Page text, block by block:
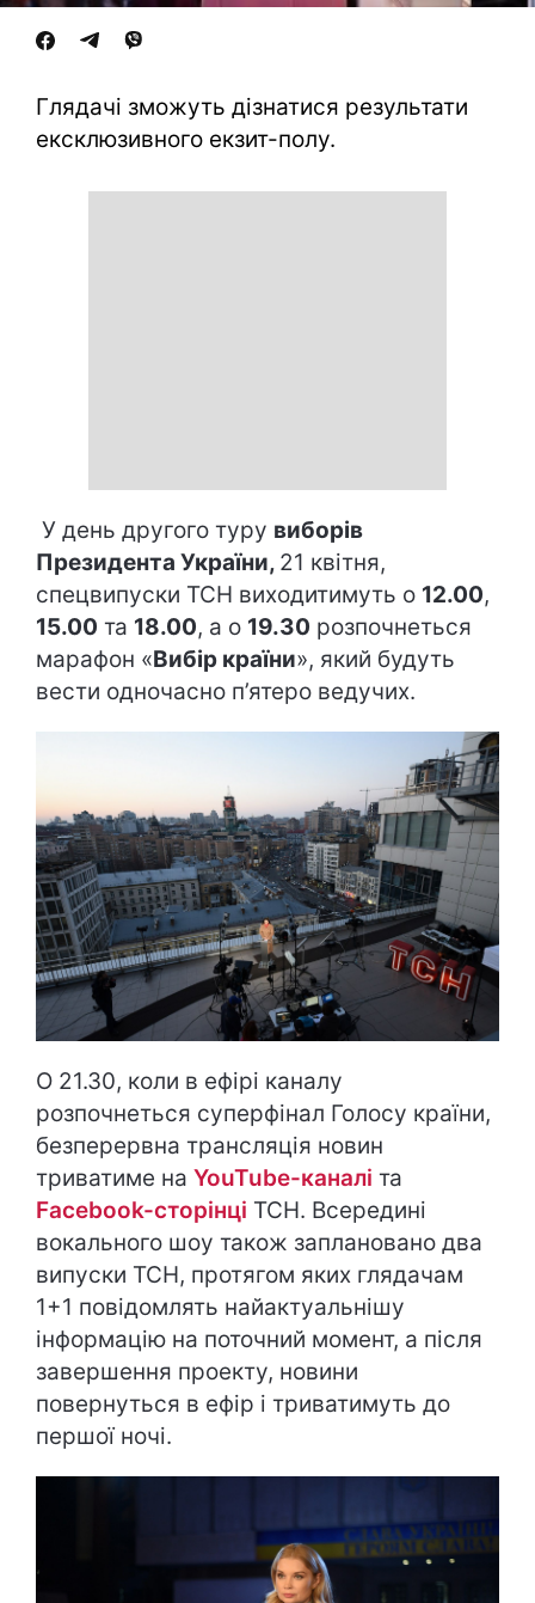
Глядачі зможуть дізнатися результати
ексклюзивного екзит-полу.
У день другого туру виборів
Президента України, 21 квітня,
спецвипуски ТСН виходитимуть о 12.00,
15.00 та 18.00, а о 19.30 розпочнеться
марафон «Вибір країни», який будуть
вести одночасно п’ятеро ведучих.
О 21.30, коли в ефірі каналу
розпочнеться суперфінал Голосу країни,
безперервна трансляція новин
триватиме на YouTube-каналі та
Facebook-сторінці ТСН. Всередині
вокального шоу також заплановано два
випуски ТСН, протягом яких глядачам
1+1 повідомлять найактуальнішу
інформацію на поточний момент, а після
завершення проекту, новини
повернуться в ефір і триватимуть до
першої ночі.